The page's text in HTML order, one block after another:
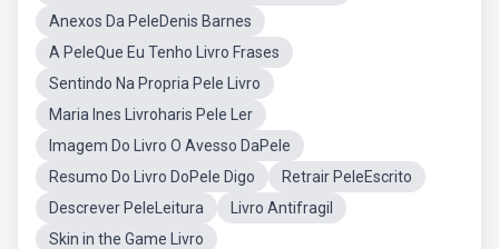
Anexos Da PeleDenis Barnes
A PeleQue Eu Tenho Livro Frases
Sentindo Na Propria Pele Livro
Maria Ines Livroharis Pele Ler
Imagem Do Livro O Avesso DaPele
Resumo Do Livro DoPele Digo
Retrair PeleEscrito
Descrever PeleLeitura
Livro Antifragil
Skin in the Game Livro